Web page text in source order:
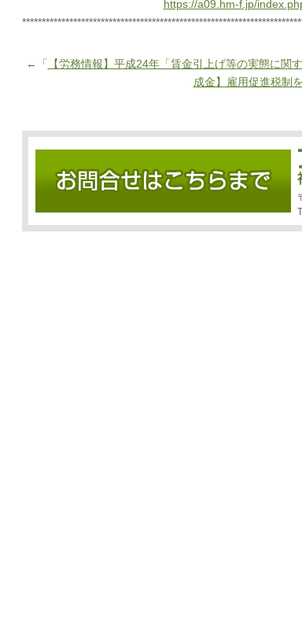
https://a09.hm-f.jp/
←「 【労務情報】平成24年「賃金引上げ等の実態に関
成金】雇用促進税制